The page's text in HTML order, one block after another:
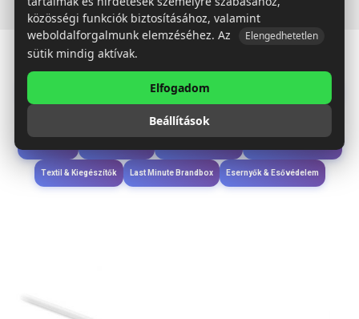
Étkezés & Ivás
Wellness & Ápolás
Textil & Kiegészítők Last Minute Brandbox Esernyők & Esővédelem
közösségi funkciók biztosításához, valamint
weboldalforgalmunk elemzéséhez. Az
Elengedhetetlen
sütik mindig aktívak.
Elfogadom
Beállítások